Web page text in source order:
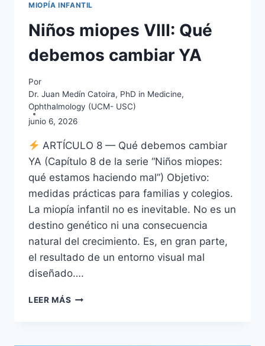
MIOPÍA INFANTIL
Niños miopes VIII: Qué
debemos cambiar YA
Por
Dr. Juan Medín Catoira, PhD in Medicine,
Ophthalmology (UCM- USC)
junio 6, 2026
ARTÍCULO 8 — Qué debemos cambiar
YA (Capítulo 8 de la serie “Niños miopes:
qué estamos haciendo mal”) Objetivo:
medidas prácticas para familias y colegios.
La miopía infantil no es inevitable. No es un
destino genético ni una consecuencia
natural del crecimiento. Es, en gran parte,
el resultado de un entorno visual mal
diseñado….
LEER MÁS NIÑOS